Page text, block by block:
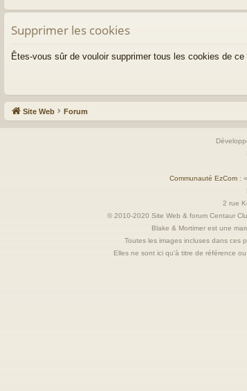
ra
pi
Supprimer les cookies
Êtes-vous sûr de vouloir supprimer tous les cookies de ce
Site Web Forum
Communauté EzCom :
2 rue
© 2010-2020 Site Web & forum Centaur
Blake & Mortimer est une
Toutes les images incluses dans ces
Elles ne sont ici qu'à titre de référence